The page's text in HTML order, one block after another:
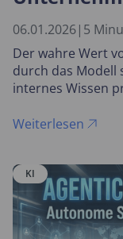
06.01.2026| 5
Der wahre Wert
durch das Modell
internes Wissen
Weiterlesen
KI